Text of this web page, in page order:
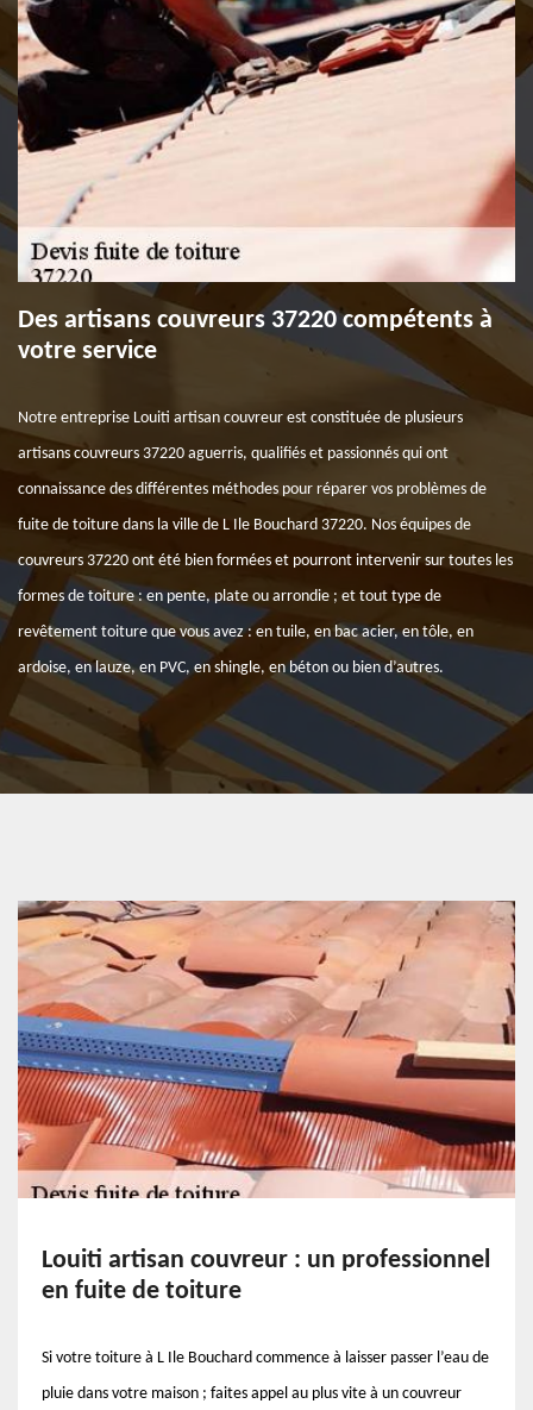
Des artisans couvreurs 37220 compétents à
votre service
Notre entreprise Louiti artisan couvreur est constituée de plusieurs
artisans couvreurs 37220 aguerris, qualifiés et passionnés qui ont
connaissance des différentes méthodes pour réparer vos problèmes de
fuite de toiture dans la ville de L Ile Bouchard 37220. Nos équipes de
couvreurs 37220 ont été bien formées et pourront intervenir sur toutes les
formes de toiture : en pente, plate ou arrondie ; et tout type de
revêtement toiture que vous avez : en tuile, en bac acier, en tôle, en
ardoise, en lauze, en PVC, en shingle, en béton ou bien d’autres.
Louiti artisan couvreur : un professionnel
en fuite de toiture
Si votre toiture à L Ile Bouchard commence à laisser passer l’eau de
pluie dans votre maison ; faites appel au plus vite à un couvreur